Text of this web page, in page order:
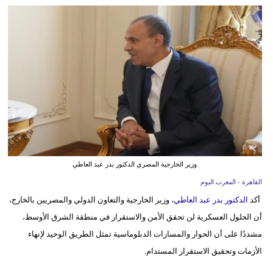
البرلمان
المغربي
مرأة
وزير الخارجية المصري الدكتور بدر عبد العاطي
القاهرة - المغرب اليوم
أكد الدكتور بدر عبد العاطي، وزير الخارجية والتعاون الدولي والمصريين بالخارج،
أن الحلول العسكرية لن تحقق الأمن والاستقرار في منطقة الشرق الأوسط،
مشددًا على أن الحوار والمسارات الدبلوماسية تمثل الطريق الوحيد لإنهاء
الأزمات وتحقيق الاستقرار المستدام.